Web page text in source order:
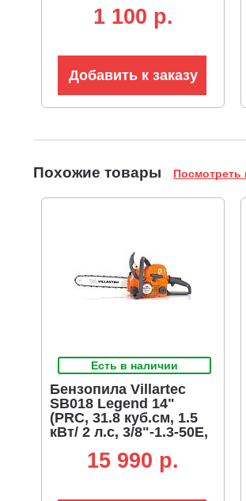
1 100 p.
Добавить к заказу
Похожие товары Посмотреть
Есть в наличии
Бензопила Villartec
SB018 Legend 14"
(PRC, 31.8 куб.см, 1.5
кВт/ 2 л.с, 3/8"-1.3-50E,
15 990 p.